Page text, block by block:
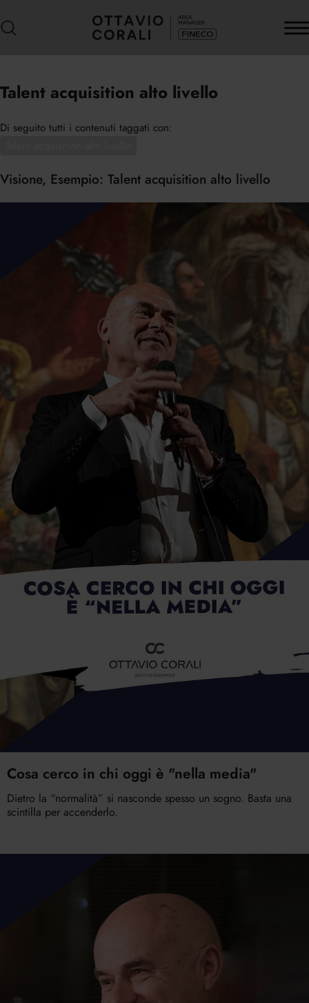
Talent acquisition alto livello
Di seguito tutti i contenuti taggati con:
Visione, Esempio: Talent acquisition alto livello
Cosa cerco in chi oggi è "nella media"
Dietro la “normalità” si nasconde spesso un sogno. Basta una
scintilla per accenderlo.